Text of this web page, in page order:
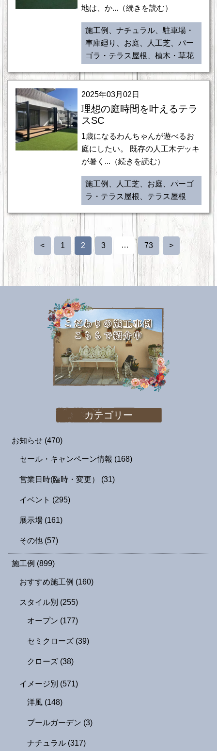
地は、か...（続きを読む）
施工例、ナチュラル、駐車場・
車庫廻り、お庭、人工芝、パー
ゴラ・テラス屋根、植木・草花
2025年03月02日
理想の庭時間を叶えるテラ
スSC
1歳になるわんちゃんが遊べるお
庭にしたい。 既存の人工木デッキ
が暑く...（続きを読む）
施工例、人工芝、お庭、パーゴ
ラ・テラス屋根、テラス屋根
< 1 2 3 … 73 >
カテゴリー
お知らせ (470)
セール・キャンペーン情報 (168)
営業日時(臨時・変更） (31)
イベント (295)
展示場 (161)
その他 (57)
施工例 (899)
おすすめ施工例 (160)
スタイル別 (255)
オープン (177)
セミクローズ (39)
クローズ (38)
イメージ別 (571)
洋風 (148)
プールガーデン (3)
ナチュラル (317)